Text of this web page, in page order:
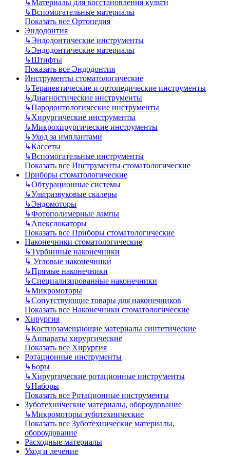
↳Материалы для восстановления культи
↳Вспомогательные материалы
Показать все Ортопедия
Эндодонтия
↳Эндодонтические инструменты
↳Эндодонтические материалы
↳Штифты
Показать все Эндодонтия
Инструменты стоматологические
↳Терапевтические и ортопедические инструменты
↳Диагностические инструменты
↳Пародонтологические инструменты
↳Хирургические инструменты
↳Микрохирургические инструменты
↳Уход за имплантами
↳Кассеты
↳Вспомогательные инструменты
Показать все Инструменты стоматологические
Приборы стоматологические
↳Обтурационные системы
↳Ультразвуковые скалеры
↳Эндомоторы
↳Фотополимерные лампы
↳Апекслокаторы
Показать все Приборы стоматологические
Наконечники стоматологические
↳Турбинные наконечники
↳ Угловые наконечники
↳Прямые наконечники
↳Специализированные наконечники
↳Микромоторы
↳Сопутствующие товары для наконечников
Показать все Наконечники стоматологические
Хирургия
↳Костнозамещающие материалы синтетические
↳Аппараты хирургические
Показать все Хирургия
Ротационные инструменты
↳Боры
↳Хирургические ротационные инструменты
↳Наборы
Показать все Ротационные инструменты
Зуботехнические материалы, обороудование
↳Микромоторы зуботехнические
Показать все Зуботехнические материалы,
обороудование
Расходные материалы
Уход и лечение